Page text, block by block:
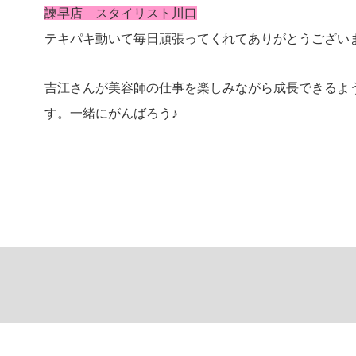
諫早店 スタイリスト川口
テキパキ動いて毎日頑張ってくれてありがとうござい
吉江さんが美容師の仕事を楽しみながら成長できる
す。一緒にがんばろう♪